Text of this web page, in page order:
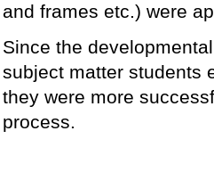
and frames etc.) were
Since the
subject matter students
they were more
process.